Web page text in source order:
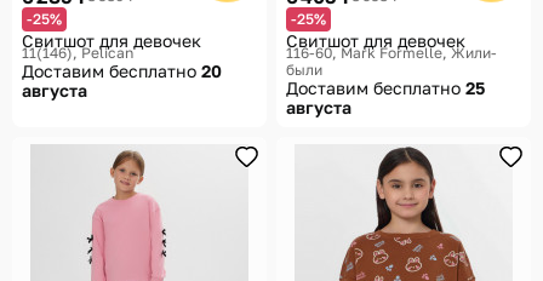
-25%
Свитшот для девочек
11(146) Pelican
Доставим бесплатно 20
августа
-25%
Свитшот для девочек
116-60 Mark Formelle, Жили-
были
Доставим бесплатно 25
августа